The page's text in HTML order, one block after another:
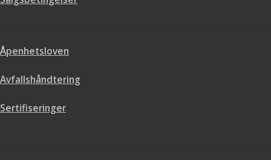
Åpenhetsloven
Avfallshåndtering
Sertifiseringer